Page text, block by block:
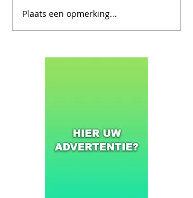
Plaats een opmerking...